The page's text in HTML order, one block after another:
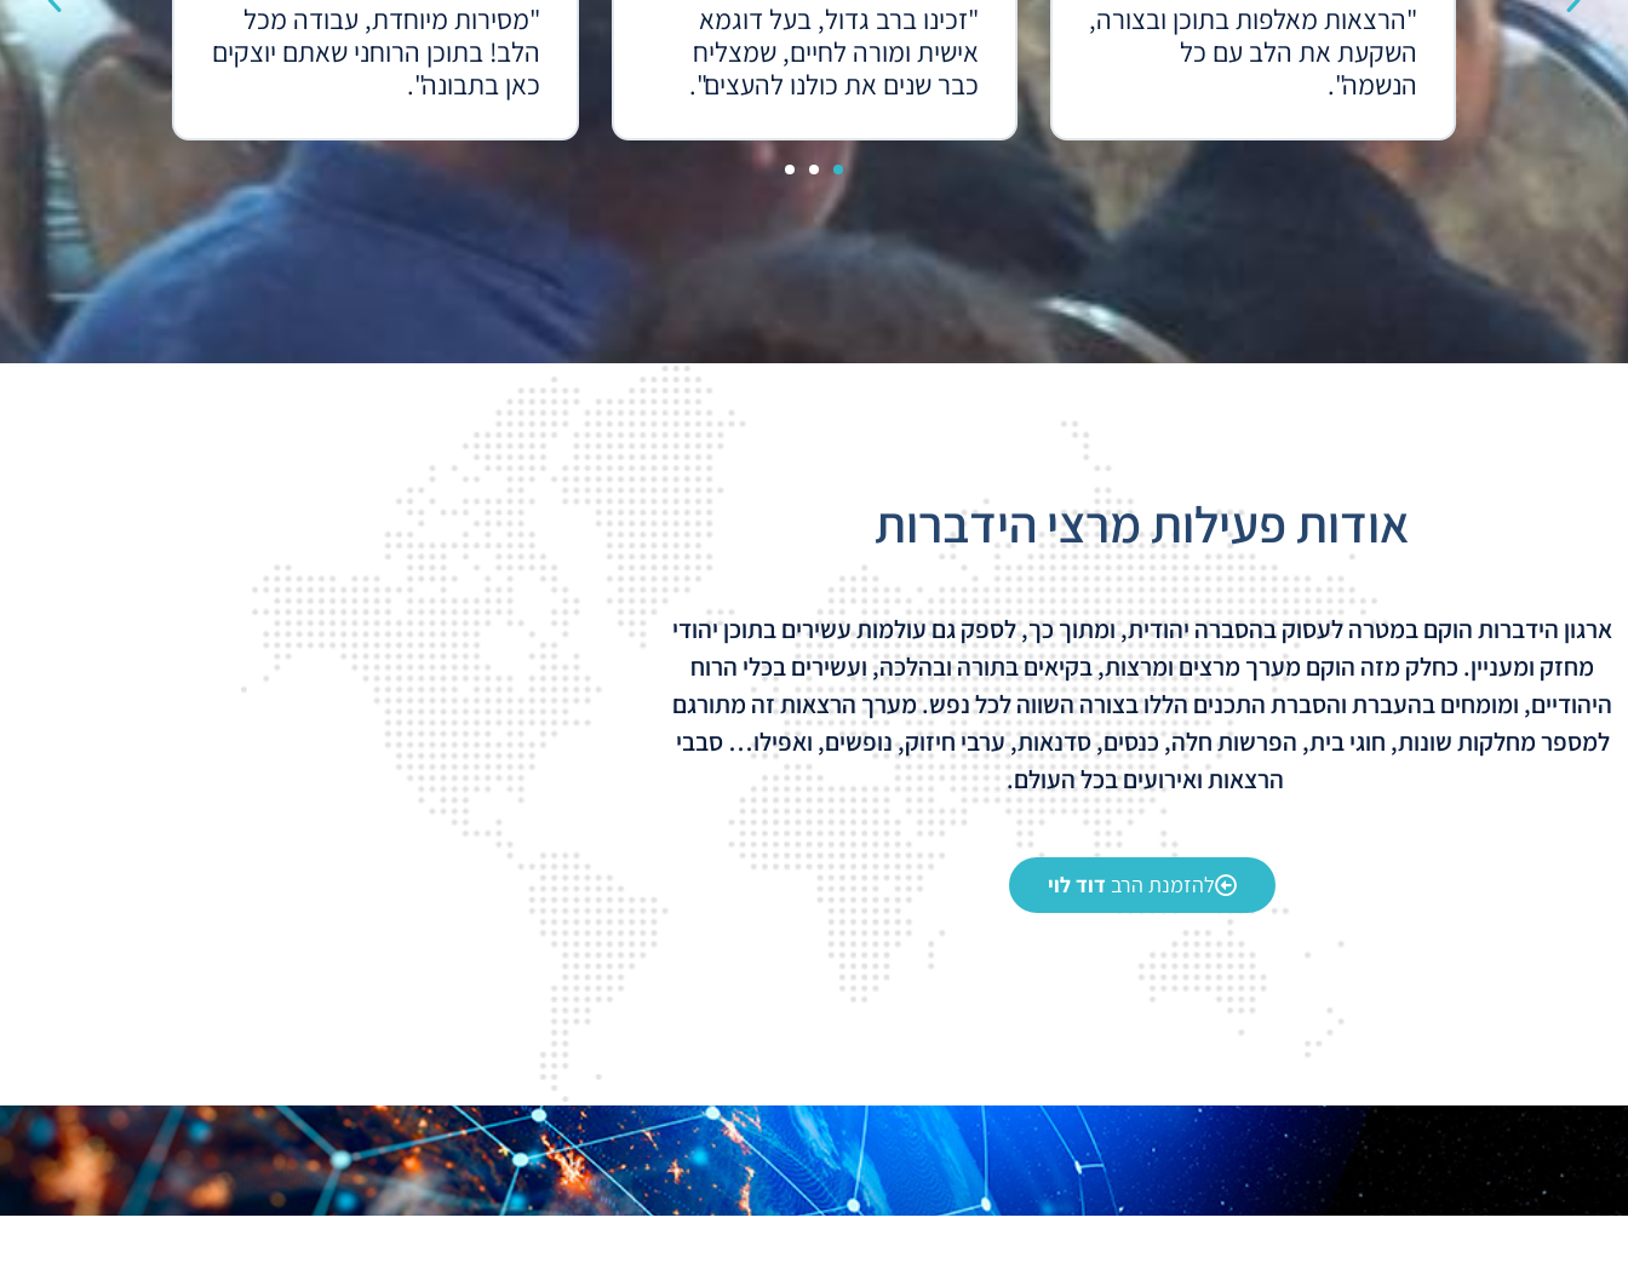
מכל
יוצקים
"הרצאות מאלפות בתוכן ובצורה,
השקעת את הלב עם כל
הנשמה".
"זכינו ברב גדול, בעל דוגמא
אישית ומורה לחיים, שמצליח
כבר שנים את כולנו להעצים".
"מסירות מיוחדת, עבודה מכל
הלב! בתוכן הרוחני שאתם יוצקים
כאן בתבונה".
אודות פעילות מרצי הידברות
ארגון הידברות הוקם במטרה לעסוק בהסברה יהודית, ומתוך כך, לספק גם עולמות עשירים בתוכן יהודי
מחזק ומעניין. כחלק מזה הוקם מערך מרצים ומרצות, בקיאים בתורה ובהלכה, ועשירים בכלי הרוח
היהודיים, ומומחים בהעברת והסברת התכנים הללו בצורה השווה לכל נפש.מערך הרצאות זה מתורגם
למספר מחלקות שונות, חוגי בית, הפרשות חלה, כנסים, סדנאות, ערבי חיזוק, נופשים, ואפילו… סבבי
הרצאות ואירועים בכל העולם.
להזמנת הרב דוד לוי